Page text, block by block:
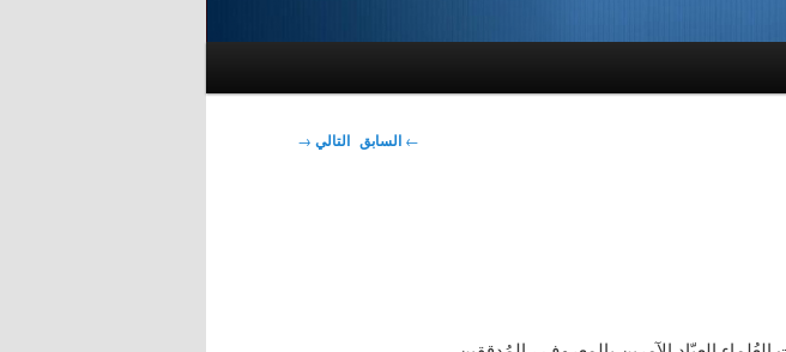
تصفّح
← السابق التالي →